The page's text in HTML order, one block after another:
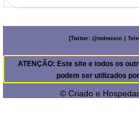
[Twitter: @mdmcoin
ATENÇÃO: Este site e todos os
podem ser utilizados
© Criado e